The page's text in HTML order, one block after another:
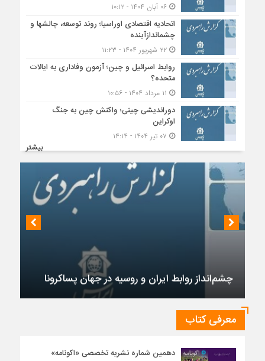
۰۶ آبان ۱۴۰۴ - ۱۰:۱۲
اتحادیه اقتصادی اوراسیا؛ روند توسعه، چالشها و
چشماندازآینده
۲۲ شهریور ۱۴۰۴ - ۱۱:۲۳
روابط اسرائیل و چین؛ آزمون وفاداری به ایالات
متحده؟
دوراندیشی چینی؛ واکنش چین به جنگ
اوکراین
بیشتر
چشم‌انداز روابط ایران و روسیه در جهان پساکرونا
معرفی کتاب
دهمین شماره نشریه تخصصی «اکونامه»